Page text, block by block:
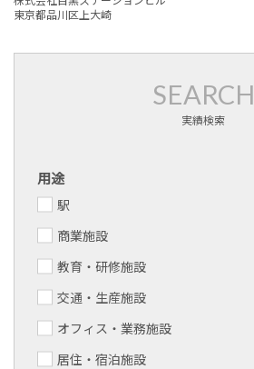
東京都品川区上大崎
SEARCH
実績検索
用途
駅
商業施設
教育・研修施設
交通・生産施設
オフィス・業務施設
居住・宿泊施設